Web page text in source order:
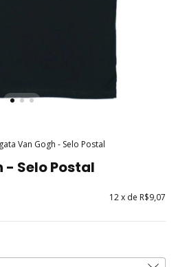
Van Gogh - Selo Postal
- Selo Postal
12x de R$9,07